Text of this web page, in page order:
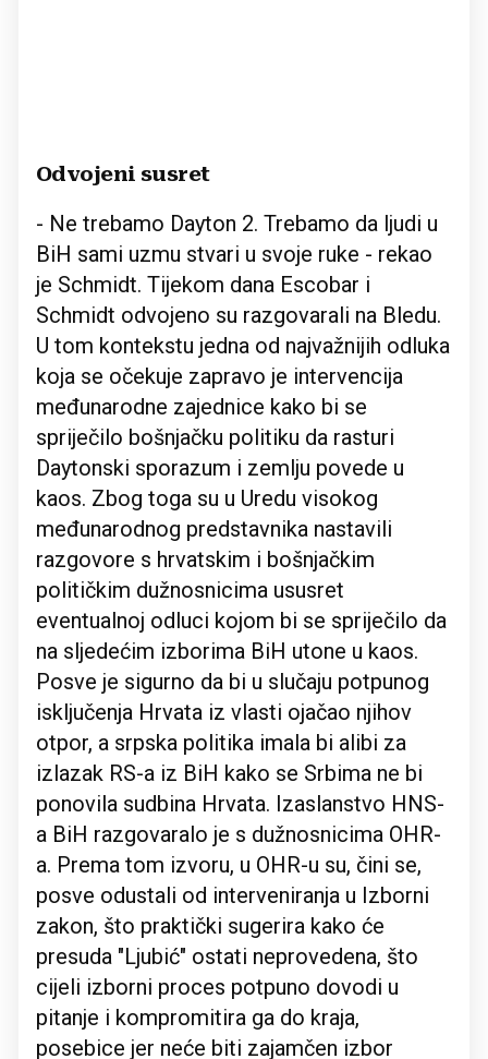
Odvojeni susret
- Ne trebamo Dayton 2. Trebamo da ljudi u
BiH sami uzmu stvari u svoje ruke - rekao
je Schmidt. Tijekom dana Escobar i
Schmidt odvojeno su razgovarali na Bledu.
U tom kontekstu jedna od najvažnijih odluka
koja se očekuje zapravo je intervencija
međunarodne zajednice kako bi se
spriječilo bošnjačku politiku da rasturi
Daytonski sporazum i zemlju povede u
kaos. Zbog toga su u Uredu visokog
međunarodnog predstavnika nastavili
razgovore s hrvatskim i bošnjačkim
političkim dužnosnicima ususret
eventualnoj odluci kojom bi se spriječilo da
na sljedećim izborima BiH utone u kaos.
Posve je sigurno da bi u slučaju potpunog
isključenja Hrvata iz vlasti ojačao njihov
otpor, a srpska politika imala bi alibi za
izlazak RS-a iz BiH kako se Srbima ne bi
ponovila sudbina Hrvata. Izaslanstvo HNS-
a BiH razgovaralo je s dužnosnicima OHR-
a. Prema tom izvoru, u OHR-u su, čini se,
posve odustali od interveniranja u Izborni
zakon, što praktički sugerira kako će
presuda "Ljubić" ostati neprovedena, što
cijeli izborni proces potpuno dovodi u
pitanje i kompromitira ga do kraja,
posebice jer neće biti zajamčen izbor